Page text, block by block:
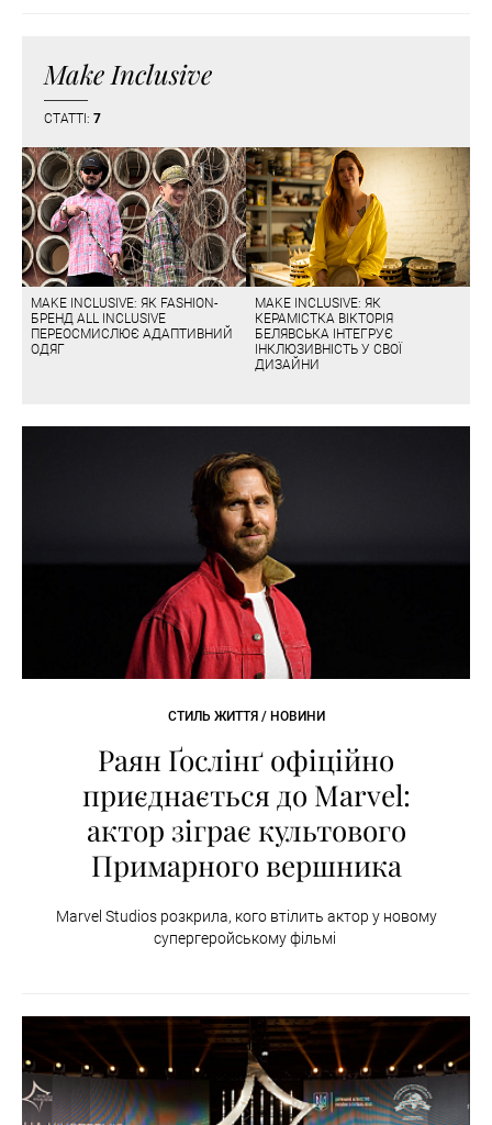
Make Inclusive
СТАТТІ: 7
MAKE INCLUSIVE: ЯК FASHION-
БРЕНД ALL INCLUSIVE
ПЕРЕОСМИСЛЮЄ АДАПТИВНИЙ
ОДЯГ
MAKE INCLUSIVE: ЯК
КЕРАМІСТКА ВІКТОРІЯ
БЕЛЯВСЬКА ІНТЕГРУЄ
ІНКЛЮЗИВНІСТЬ У СВОЇ
ДИЗАЙНИ
СТИЛЬ ЖИТТЯ / НОВИНИ
Раян Ґослінґ офіційно
приєднається до Marvel:
актор зіграє культового
Примарного вершника
Marvel Studios розкрила, кого втілить актор у новому
супергеройському фільмі